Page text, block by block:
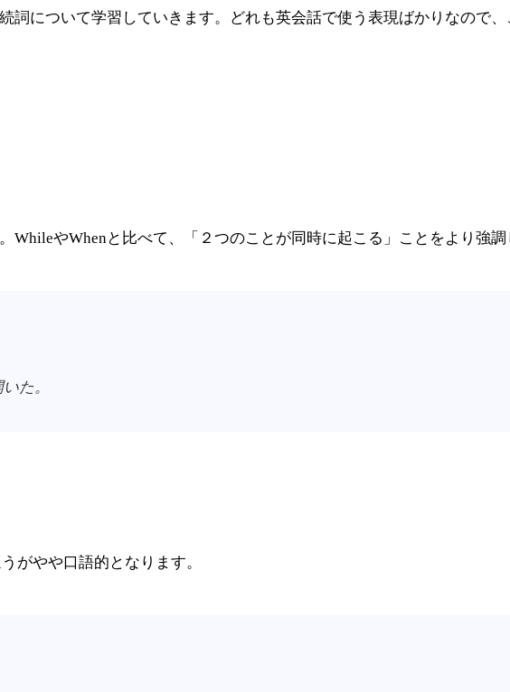
詞について学習していきます。どれも英会話で使う表現ばかりなので
WhileやWhenと比べて、「２つのことが同時に起こる」ことをより強
た。
がやや口語的となります。